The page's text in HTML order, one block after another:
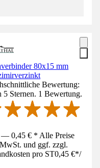
80x15 mm
Bewertung:
5 Sternen. 1 Bewertung.
— 0,45 € * Alle Preise
und ggf. zzgl.
pro ST0,45 €*/